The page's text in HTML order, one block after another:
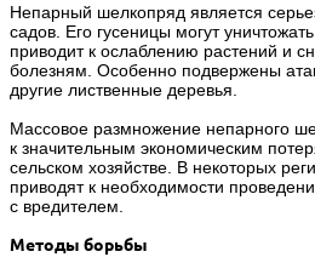
Непарный шелкопряд является
садов. Его гусеницы могут
приводит к ослаблению растений и
болезням. Особенно подвержены
другие лиственные деревья.
Массовое размножение непарного
к значительным экономическим
сельском хозяйстве. В некоторых
приводят к необходимости
с вредителем.
Методы борьбы